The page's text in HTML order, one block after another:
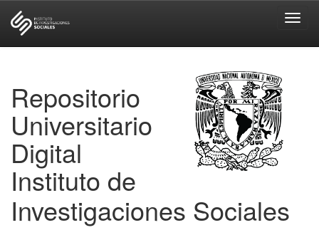
Repositorio
Universitario
Digital
Instituto de
Investigaciones Sociales